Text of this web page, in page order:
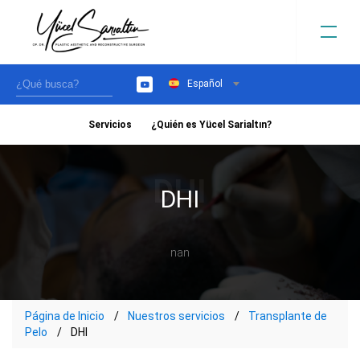
YouTubeEspañol
Servicios ¿Quién es Yücel Sarialtın?
DHI
nan
Página de Inicio Nuestros servicios
Transplante de
Pelo
DHI